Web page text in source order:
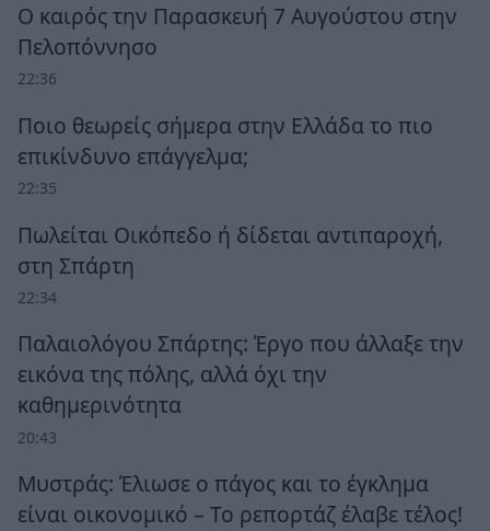
Ο καιρός την Παρασκευή 7 Αυγούστου στην
Πελοπόννησο
22:36
Ποιο θεωρείς σήμερα στην Ελλάδα το πιο
επικίνδυνο επάγγελμα;
22:35
Πωλείται Οικόπεδο ή δίδεται αντιπαροχή,
στη Σπάρτη
22:34
Παλαιολόγου Σπάρτης: Έργο που άλλαξε την
εικόνα της πόλης, αλλά όχι την
καθημερινότητα
20:43
Μυστράς: Έλιωσε ο πάγος και το έγκλημα
είναι οικονομικό – Το ρεπορτάζ έλαβε τέλος!